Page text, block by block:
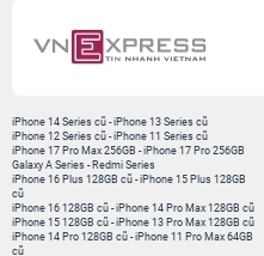
iPhone 14 Pro 128GB cũ
Kết nối 24hStore
Bệnh Viện Điện